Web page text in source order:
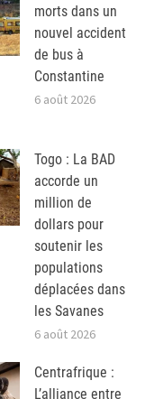
morts dans un
nouvel accident
de bus à
Constantine
6 août 2026
Togo : La BAD
accorde un
million de
dollars pour
soutenir les
populations
déplacées dans
les Savanes
6 août 2026
Centrafrique :
L’alliance entre